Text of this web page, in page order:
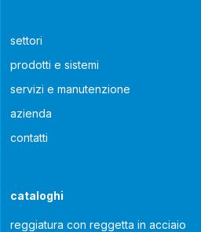
settori
prodotti e sistemi
servizi e manutenzione
azienda
contatti
cataloghi
reggiatura con reggetta in acciaio